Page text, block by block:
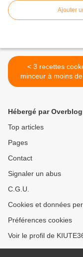
Ajouter
< 3 recettes cookeo
minceur à moins de
calories
Hébergé par Overblog
Top articles
Pages
Contact
Signaler un abus
C.G.U.
Cookies et données
Préférences cookies
Voir le profil de